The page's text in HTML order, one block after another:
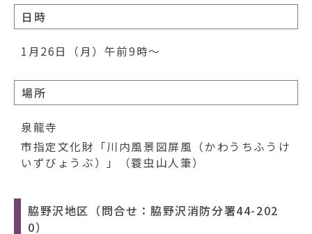
日時
1月26日（月）午前9時～
場所
泉龍寺
市指定文化財「川内風景図屏風（かわうちふうけ
いずびょうぶ）」（蓑虫山人筆）
脇野沢地区（問合せ：脇野沢消防分署44-202
0）